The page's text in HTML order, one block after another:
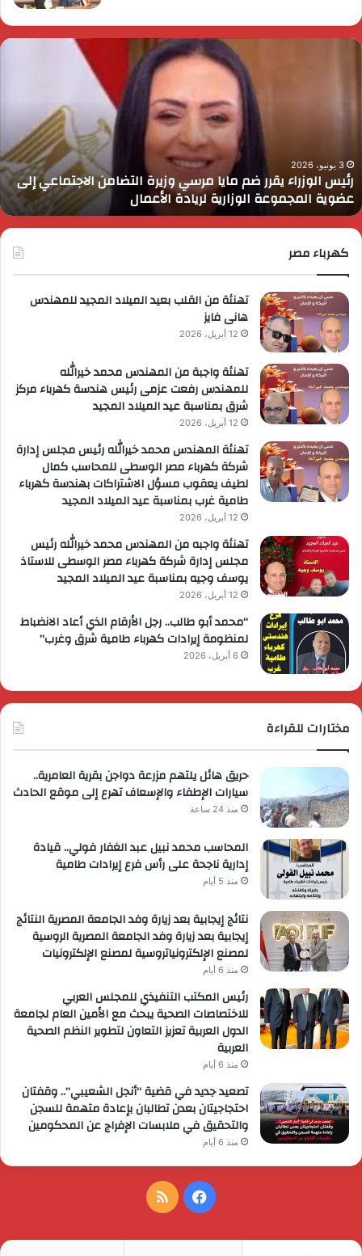
رئيس
التضامن
الاجتماعي
إلى
عضوية
المجموعة
الوزارية
3 يونيو، 2026
رئيس الوزراء يقرر ضم مايا مرسي وزيرة التضامن الاجتماعي إلى
عضوية المجموعة الوزارية لريادة الأعمال
كهرباء مصر
تهنئة من القلب بعيد الميلاد المجيد للمهندس
هانى فايز
12 أبريل، 2026
تهنئة واجبة من المهندس محمد خيرالله
للمهندس رفعت عزمى رئيس هندسة كهرباء مركز
شرق بمناسبة عيد الميلاد المجيد
12 أبريل، 2026
تهنئة المهندس محمد خيرالله رئيس مجلس إدارة
شركة كهرباء مصر الوسطى للمحاسب كمال
لطيف يعقوب مسؤل الاشتراكات بهندسة كهرباء
طامية غرب بمناسبة عيد الميلاد المجيد
12 أبريل، 2026
تهنئة واجبه من المهندس محمد خيرالله رئيس
مجلس إدارة شركة كهرباء مصر الوسطى للاستاذ
يوسف وجيه بمناسبة عيد الميلاد المجيد
12 أبريل، 2026
“محمد أبو طالب.. رجل الأرقام الذي أعاد الانضباط
لمنظومة إيرادات كهرباء طامية شرق وغرب”
6 أبريل، 2026
مختارات للقراءة
حريق هائل يلتهم مزرعة دواجن بقرية العامرية..
سيارات الإطفاء والإسعاف تهرع إلى موقع الحادث
منذ 24 ساعة
المحاسب محمد نبيل عبد الغفار فولي.. قيادة
إدارية ناجحة على رأس فرع إيرادات طامية
منذ 5 أيام
نتائج إيجابية بعد زيارة وفد الجامعة المصرية النتائج
إيجابية بعد زيارة وفد الجامعة المصرية الروسية
لمصنع الإلكترونياتروسية لمصنع الإلكترونيات
منذ 6 أيام
رئيس المكتب التنفيذي للمجلس العربي
للاختصاصات الصحية يبحث مع الأمين العام لجامعة
الدول العربية تعزيز التعاون لتطوير النظم الصحية
العربية
منذ 6 أيام
تصعيد جديد في قضية “أنجل الشعيبي”.. وقفتان
احتجاجيتان بعدن تطالبان بإعادة متهمة للسجن
والتحقيق في ملابسات الإفراج عن المحكومين
منذ 6 أيام
فيسبوكملخص